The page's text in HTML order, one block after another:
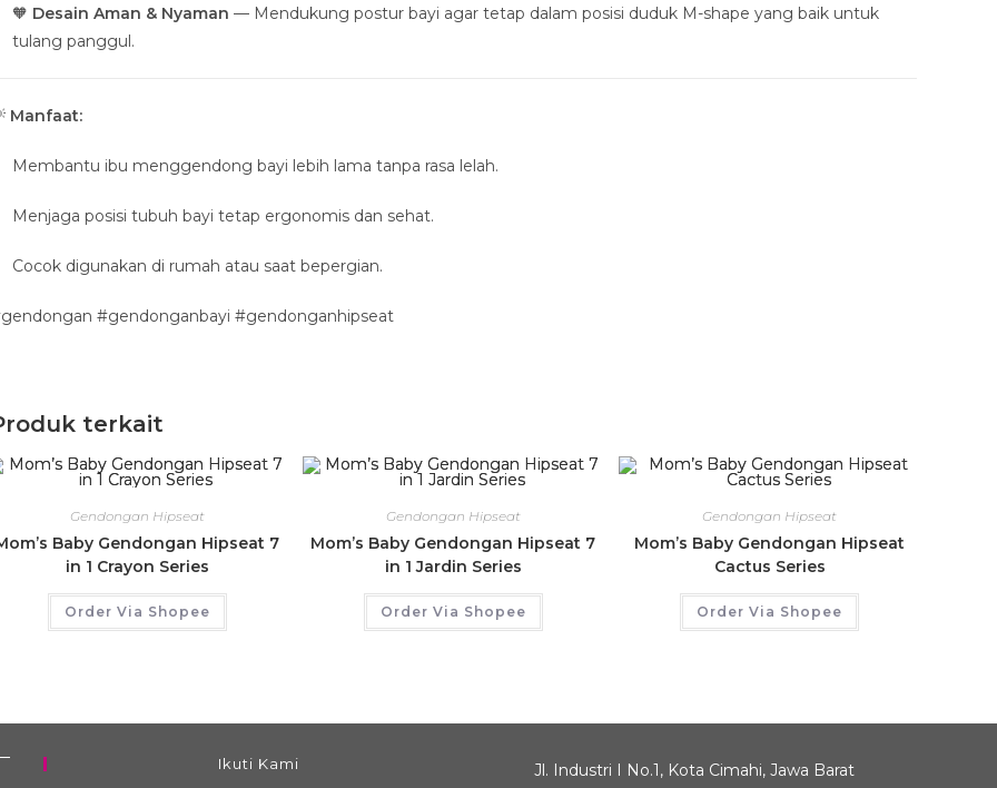
🧡 Desain Aman & Nyaman — Mendukung postur bayi agar tetap dalam posisi duduk M-shape yang baik untuk
tulang panggul.
Manfaat:
Membantu ibu menggendong bayi lebih lama tanpa rasa lelah.
Menjaga posisi tubuh bayi tetap ergonomis dan sehat.
Cocok digunakan di rumah atau saat bepergian.
#gendonganbayi #gendonganhipseat
terkait
Gendongan Hipseat
Baby Gendongan Hipseat 7
in 1 Crayon Series
Order Via Shopee
Gendongan Hipseat
Mom’s Baby Gendongan Hipseat 7
in 1 Jardin Series
Order Via Shopee
Gendongan Hipseat
Mom’s Baby Gendongan Hipseat
Cactus Series
Order Via Shopee
Ikuti Kami
Jl. Industri I No.1, Kota Cimahi, Jawa Barat